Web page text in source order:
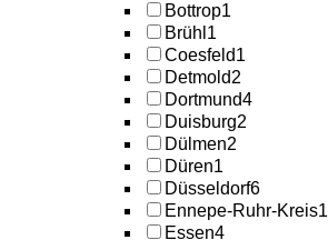
Bottrop1
Brühl 1
Coesfeld1
Detmold2
Dortmund4
Duisburg2
Dülmen2
Düren1
Düsseldorf6
Ennepe-Ruhr-Kreis1
Essen4